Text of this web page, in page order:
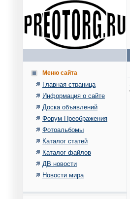
Меню сайта
Главная страница
Информация о сайте
Доска объявлений
Форум Преображения
Фотоальбомы
Каталог статей
Каталог файлов
ДВ новости
Новости мира